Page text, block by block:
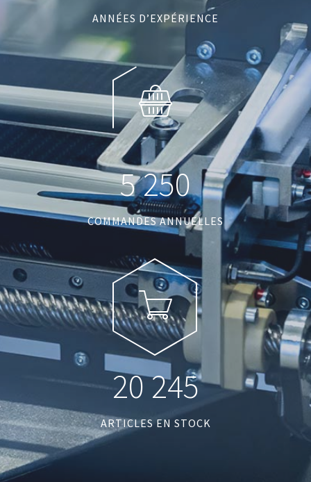
ANNÉES D’EXPÉRIENCE
5250
COMMANDES ANNUELLES
20245
ARTICLES EN STOCK